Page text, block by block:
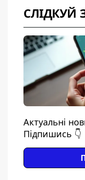
СЛІДКУЙ
Актуальні
Підпишись 👇